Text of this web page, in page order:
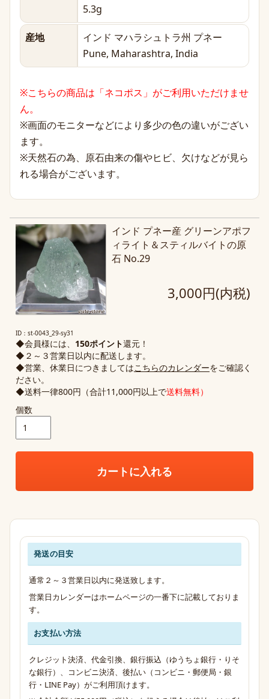
5.3g
産地
インド マハラシュトラ州 プネー
Pune, Maharashtra, India
※こちらの商品は「ネコポス」がご利用いただけませ
ん。
※画面のモニターなどにより多少の色の違いがござい
ます。
※天然石の為、原石由来の傷やヒビ、欠けなどが見ら
れる場合がございます。
インド プネー産 グリーンアポフ
ィライト＆スティルバイトの原
石 No.29
3,000円(内税)
ID：st-0043_29-sy31
◆会員様には、 150ポイント還元！
◆２～３営業日以内に配送します。
◆営業、休業日につきましてはこちらのカレンダーをご確認く
ださい。
◆送料一律800円（合計11,000円以上で送料無料）
個数
カートに入れる
発送・お支払い・送料のご案内
発送の目安
通常２～３営業日以内に発送致します。
営業日カレンダーはホームページの一番下に記載しておりま
す。
お支払い方法
クレジット決済、代金引換、銀行振込（ゆうちょ銀行・りそ
な銀行）、コンビニ決済、後払い（コンビニ・郵便局・銀
行・LINE Pay）がご利用頂けます。